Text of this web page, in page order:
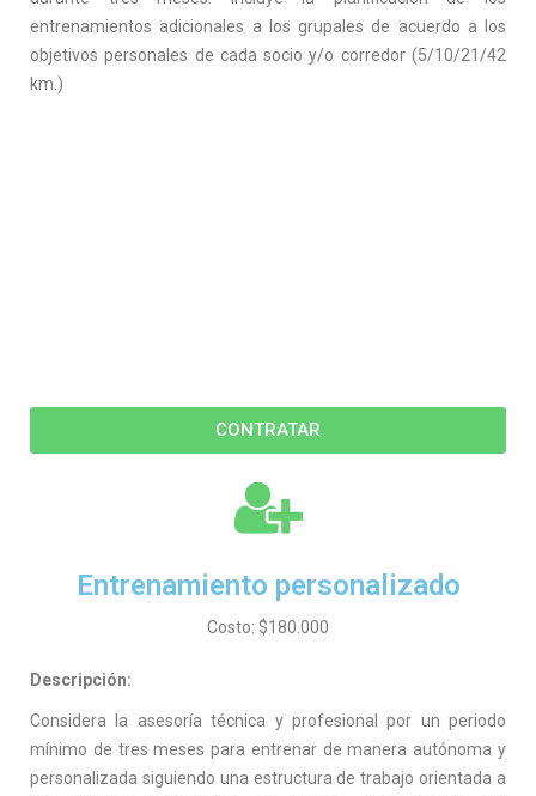
entrenamientos adicionales a los grupales de acuerdo a los
objetivos personales de cada socio y/o corredor (5/10/21/42
km.)
CONTRATAR
Entrenamiento personalizado
Costo: $180.000
Descripción:
Considera la asesoría técnica y profesional por un periodo
mínimo de tres meses para entrenar de manera autónoma y
personalizada siguiendo una estructura de trabajo orientada a